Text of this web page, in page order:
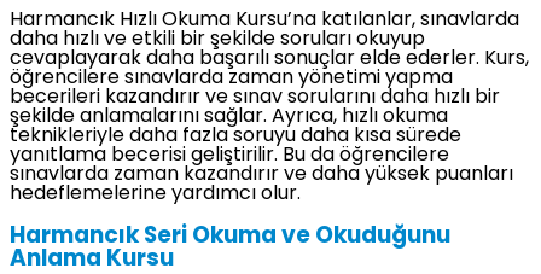
Harmancık Hızlı Okuma Kursu’na katılanlar, sınavlarda
daha hızlı ve etkili bir şekilde soruları okuyup
cevaplayarak daha başarılı sonuçlar elde ederler. Kurs,
öğrencilere sınavlarda zaman yönetimi yapma
becerileri kazandırır ve sınav sorularını daha hızlı bir
şekilde anlamalarını sağlar. Ayrıca, hızlı okuma
teknikleriyle daha fazla soruyu daha kısa sürede
yanıtlama becerisi geliştirilir. Bu da öğrencilere
sınavlarda zaman kazandırır ve daha yüksek puanları
hedeflemelerine yardımcı olur.
Harmancık Seri Okuma ve Okuduğunu
Anlama Kursu